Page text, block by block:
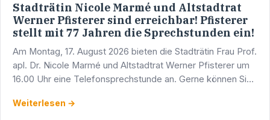
Stadträtin Nicole Marmé und Altstadtrat
Werner Pfisterer sind erreichbar! Pfisterer
stellt mit 77 Jahren die Sprechstunden ein!
Am Montag, 17. August 2026 bieten die Stadträtin Frau Prof.
apl. Dr. Nicole Marmé und Altstadtrat Werner Pfisterer um
16.00 Uhr eine Telefonsprechstunde an. Gerne können Sie
Weiterlesen →